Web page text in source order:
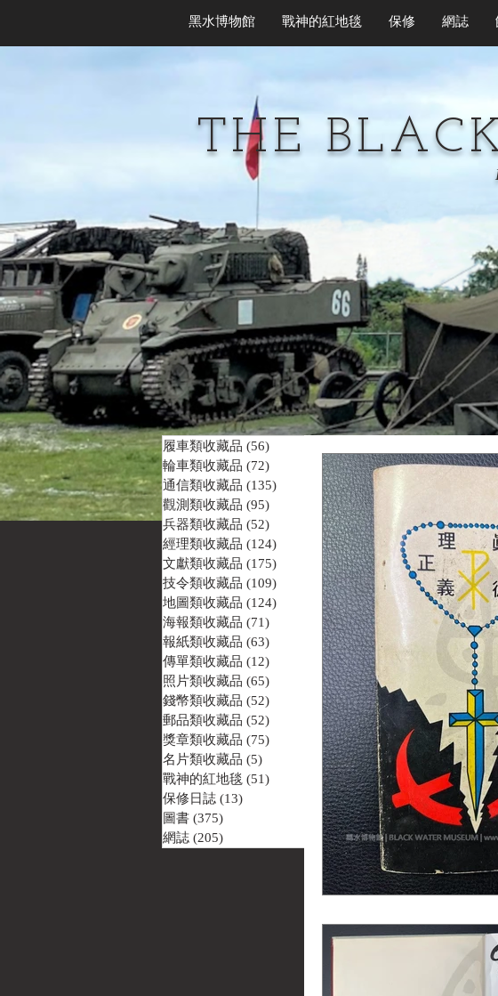
黑水博物館 戰神的紅地毯 保修 網誌
THE
履車類收藏品 (56)
輪車類收藏品 (72) 72 篇文章
通信類收藏品 (135) 135 篇文章
觀測類收藏品 (95) 95 篇文章
兵器類收藏品 (52) 52 篇文章
經理類收藏品 (124) 124 篇文章
文獻類收藏品 (175) 175 篇文章
技令類收藏品 (109) 109 篇文章
地圖類收藏品 (124) 124 篇文章
海報類收藏品 (71) 71 篇文章
報紙類收藏品 (63) 63 篇文章
傳單類收藏品 (12) 12 篇文章
照片類收藏品 (65) 65 篇文章
錢幣類收藏品 (52) 52 篇文章
郵品類收藏品 (52) 52 篇文章
獎章類收藏品 (75) 75 篇文章
名片類收藏品 (5)
戰神的紅地毯 (51) 51 篇文章
保修日誌 (13)
圖書 (375)
網誌 (205)